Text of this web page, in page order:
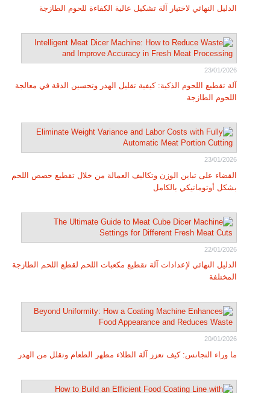
الدليل النهائي لاختيار آلة تشكيل عالية الكفاءة للحوم الطازجة
23/01/2026
آلة تقطيع اللحوم الذكية: كيفية تقليل الهدر وتحسين الدقة في معالجة
اللحوم الطازجة
23/01/2026
القضاء على تباين الوزن وتكاليف العمالة من خلال تقطيع حصص اللحم
بشكل أوتوماتيكي بالكامل
22/01/2026
الدليل النهائي لإعدادات آلة تقطيع مكعبات اللحم لقطع اللحم الطازجة
المختلفة
20/01/2026
ما وراء التجانس: كيف تعزز آلة الطلاء مظهر الطعام وتقلل من الهدر